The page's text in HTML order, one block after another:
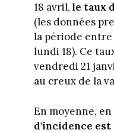
18 avril,le taux
(les données
la période entre
lundi 18). Ce
vendredi 21
au creux de la
En moyenne,
d'incidence est